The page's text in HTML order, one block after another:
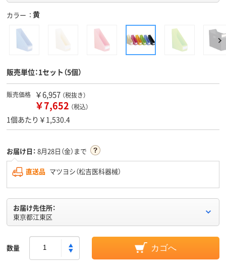
カラー 黄
販売単位：1セット（5個）
販売価格 ￥6,957 （税抜き）
￥7,652 （税込）
1個あたり￥1,530.4
お届け日： 8月28日（金）まで
直送品 マツヨシ（松吉医科器械）
お届け先住所：
東京都江東区
数量 カゴへ